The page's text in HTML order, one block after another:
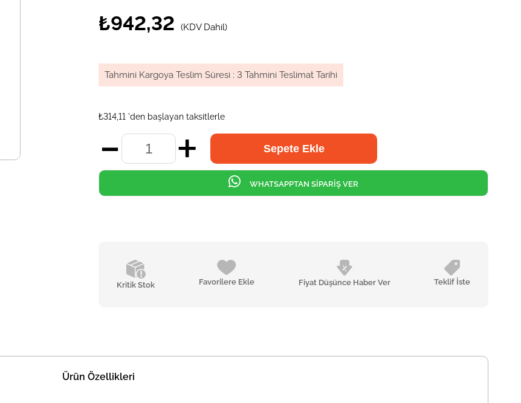
₺942,32 (KDV Dahil)
Tahmini Kargoya Teslim Süresi : 3 Tahmini Teslimat Tarihi
₺314,11 'den başlayan taksitlerle
Kritik Stok Favorilere Ekle Fiyat Düşünce Haber Ver Teklif İste
WHATSAPPTAN SİPARİŞ VER
Ürün Özellikleri